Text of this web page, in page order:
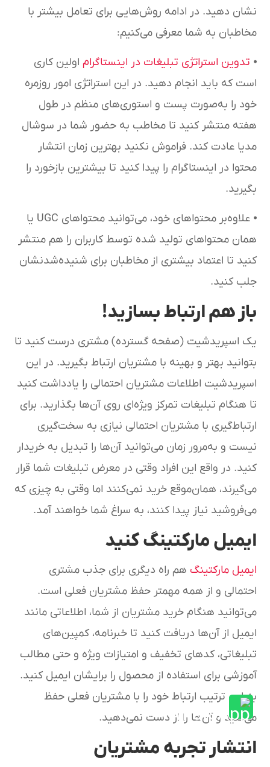
نشان دهید. در ادامه روش‌هایی برای تعامل بیشتر با
مخاطبان به شما معرفی می‌کنیم:
⦁ تدوین استراتژی تبلیغات در اینستاگرام اولین کاری
است که باید انجام دهید. در این استراتژی امور روزمره
خود را به‌صورت پست و استوری‌های منظم در طول
هفته منتشر کنید تا مخاطب به حضور شما در سوشال
مدیا عادت کند. فراموش نکنید بهترین زمان انتشار
محتوا در اینستاگرام را پیدا کنید تا بیشترین بازخورد را
بگیرید.
⦁ علاوه‌بر محتواهای خود، می‌توانید محتواهای UGC یا
همان محتواهای تولید شده توسط کاربران را هم منتشر
کنید تا اعتماد بیشتری از مخاطبان برای شنیده‌شدنشان
جلب کنید.
باز هم ارتباط بسازید!
یک اسپریدشیت (صفحه گسترده) مشتری درست کنید تا
بتوانید بهتر و بهینه با مشتریان ارتباط بگیرید. در این
اسپریدشیت اطلاعات مشتریان احتمالی را یادداشت کنید
تا هنگام تبلیغات تمرکز ویژه‌ای روی آن‌ها بگذارید. برای
ارتباط‌گیری با مشتریان احتمالی نیازی به سخت‌گیری
نیست و به‌مرور زمان می‌توانید آن‌ها را تبدیل به خریدار
کنید. در واقع این افراد وقتی در معرض تبلیغات شما قرار
می‌گیرند، همان‌موقع خرید نمی‌کنند اما وقتی به چیزی که
می‌فروشید نیاز پیدا کنند، به سراغ شما خواهند آمد.
ایمیل مارکتینگ کنید
ایمیل مارکتینگ هم راه دیگری برای جذب مشتری
احتمالی و از همه مهمتر حفظ مشتریان فعلی است.
می‌توانید هنگام خرید مشتریان از شما، اطلاعاتی مانند
ایمیل از آن‌ها دریافت کنید تا خبرنامه، کمپین‌های
تبلیغاتی، کدهای تخفیف و امتیازات ویژه و حتی مطالب
آموزشی برای استفاده از محصول را برایشان ایمیل کنید.
به این ترتیب ارتباط خود را با مشتریان فعلی حفظ
می‌کنید و آن‌ها را از دست نمی‌دهید.
انتشار تجربه مشتریان